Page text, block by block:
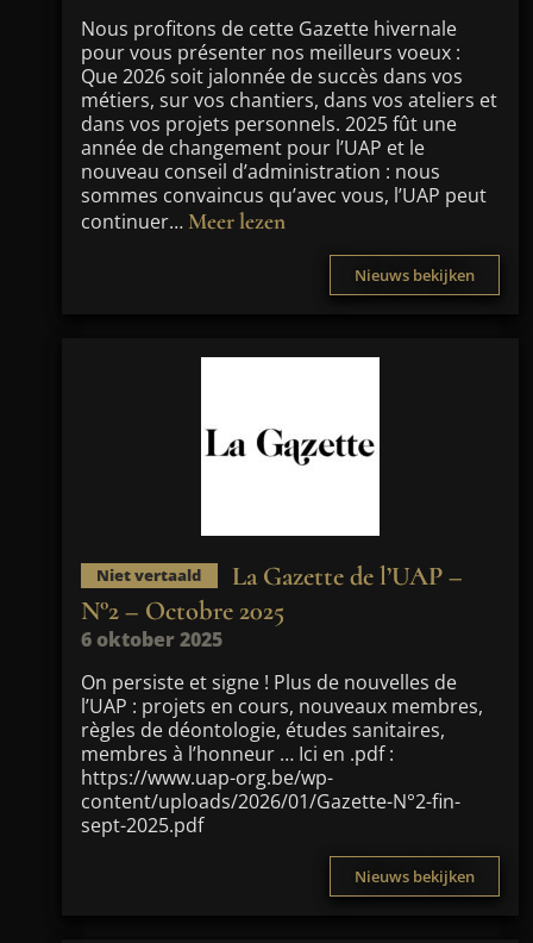
Nous profitons de cette Gazette hivernale
pour vous présenter nos meilleurs voeux :
Que 2026 soit jalonnée de succès dans vos
métiers, sur vos chantiers, dans vos ateliers et
dans vos projets personnels. 2025 fût une
année de changement pour l’UAP et le
nouveau conseil d’administration : nous
sommes convaincus qu’avec vous, l’UAP peut
continuer…Meer lezen
Nieuws bekijken
Niet vertaald
La Gazette de l’UAP –
N°2 – Octobre 2025
6 oktober 2025
On persiste et signe ! Plus de nouvelles de
l’UAP : projets en cours, nouveaux membres,
règles de déontologie, études sanitaires,
membres à l’honneur … Ici en .pdf :
https://www.uap-org.be/wp-
content/uploads/2026/01/Gazette-N°2-fin-
sept-2025.pdf
Nieuws bekijken